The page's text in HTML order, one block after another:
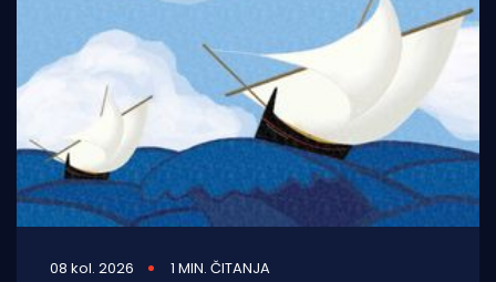
08 kol. 2026 1 MIN. ČITANJA